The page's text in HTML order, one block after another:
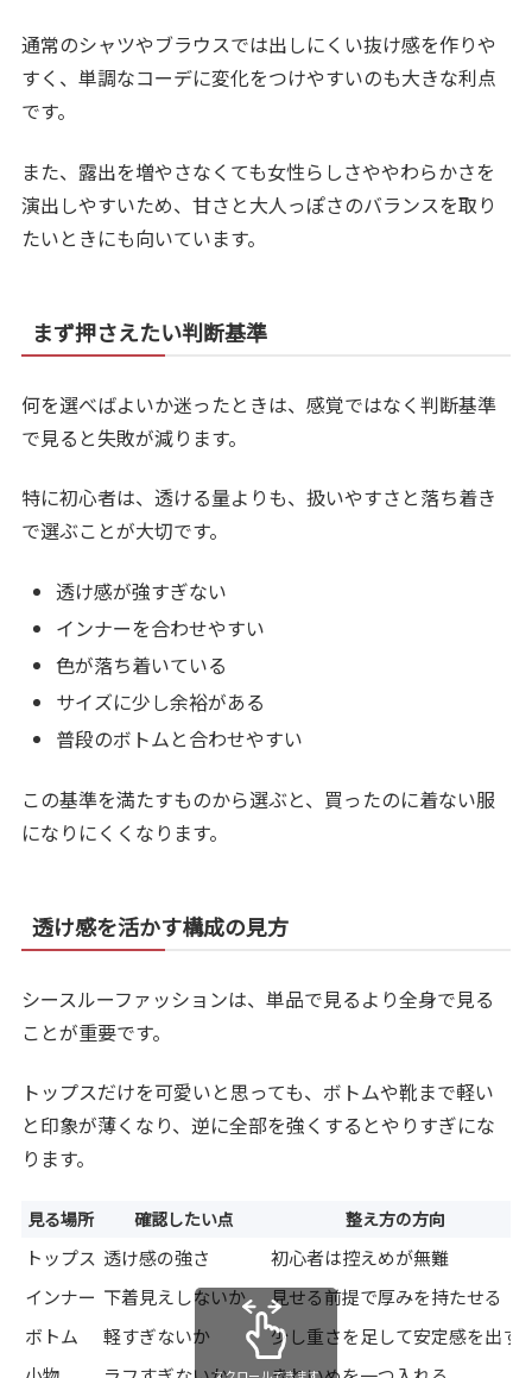
通常のシャツやブラウスでは出しにくい抜け感を作りや
すく、単調なコーデに変化をつけやすいのも大きな利点
です。
また、露出を増やさなくても女性らしさややわらかさを
演出しやすいため、甘さと大人っぽさのバランスを取り
たいときにも向いています。
まず押さえたい判断基準
何を選べばよいか迷ったときは、感覚ではなく判断基準
で見ると失敗が減ります。
特に初心者は、透ける量よりも、扱いやすさと落ち着き
で選ぶことが大切です。
透け感が強すぎない
インナーを合わせやすい
色が落ち着いている
サイズに少し余裕がある
普段のボトムと合わせやすい
この基準を満たすものから選ぶと、買ったのに着ない服
になりにくくなります。
透け感を活かす構成の見方
シースルーファッションは、単品で見るより全身で見る
ことが重要です。
トップスだけを可愛いと思っても、ボトムや靴まで軽い
と印象が薄くなり、逆に全部を強くするとやりすぎにな
ります。
見る場所 確認したい点 整え方の方向
トップス 透け感の強さ
初心者は控えめが無難
インナー 下着見えしないか
見せる前提で厚みを持たせる
ボトム
軽すぎないか
少し重さを足して安定感を出す